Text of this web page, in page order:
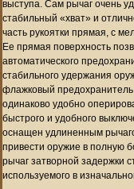
выступа. Сам рычаг очень
стабильный «хват» и
часть рукоятки прямая, с
Ее прямая поверхность
автоматического
стабильного удержания
флажковый
одинаково удобно
быстрого и удобного
оснащен удлиненным
привести оружие в полную
рычаг затворной задержки
используемого в